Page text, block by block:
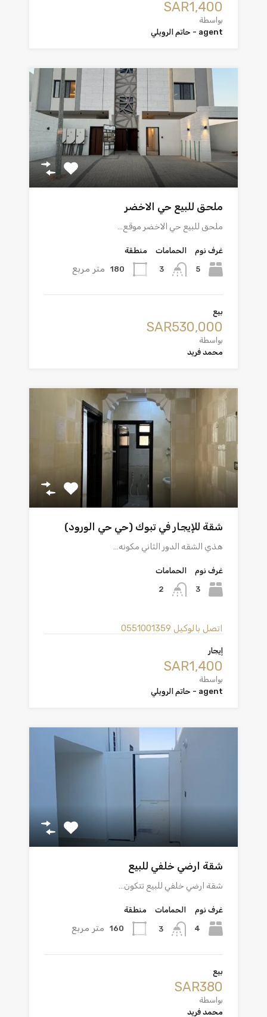
‪SAR1,400
بواسطة
agent - حاتم الرويلي
ملحق للبيع حي الاخضر
ملحق للبيع حي الاخضر موقع…
غرف نوم
5
الحمامات
3
منطقة
180 متر مربع
بيع
‪SAR530,000
بواسطة
محمد فريد
شقة للإيجار في تبوك (حي حي الورود)
هذي الشقه الدور الثاني مكونه…
غرف نوم
3
الحمامات
2
اتصل بالوكيل 0551001359
إيجار
‪SAR1,400
بواسطة
agent - حاتم الرويلي
شقة ارضي خلفي للبيع
شقة ارضي خلفي للبيع تتكون…
غرف نوم
4
الحمامات
3
منطقة
160 متر مربع
بيع
‪SAR380
بواسطة
محمد فريد